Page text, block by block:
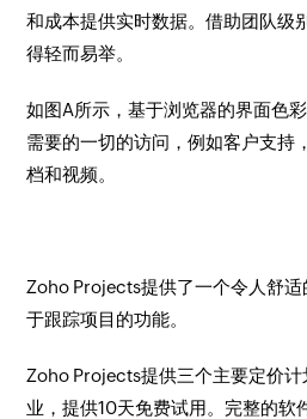
和成本提供实时数据。借助团队级
得轻而易举。
如图A所示，基于浏览器的界面色
需要的一切的访问，例如客户支持
档和视频。
Zoho Projects提供了一个令人舒
于跟踪项目的功能。
Zoho Projects提供三个主要定价
业，提供10天免费试用。完整的软